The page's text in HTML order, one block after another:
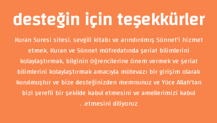
desteğin için teşekkürler
Kuran Suresi sitesi, sevgili kitabı ve arındırılmış Sünnet'i hizmet
etmek, Kuran ve Sünnet müfredatında şeriat bilimlerini
kolaylaştırmak, bilginin öğrencilerine önem vermek ve şeriat
bilimlerini kolaylaştırmak amacıyla mütevazı bir girişim olarak
kurulmuştur ve bize desteğinizden memnunuz ve Yüce Allah'tan
bizi şerefli bir şekilde kabul etmesini ve amellerimizi kabul
etmesini diliyoruz. .